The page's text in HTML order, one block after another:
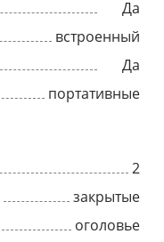
Да
встроенный
Да
портативные
2
закрытые
оголовье